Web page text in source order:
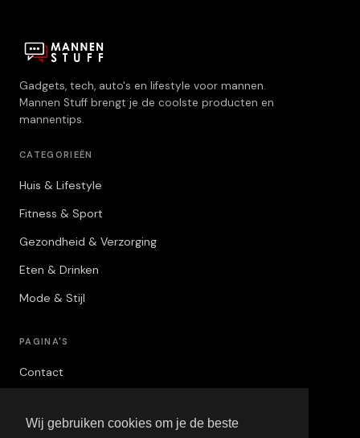
Wij gebruiken cookies om je de beste
Gadgets, tech, auto's en lifestyle voor mannen.
Mannen Stuff brengt je de coolste producten en
mannentips.
CATEGORIEËN
Huis & Lifestyle
Fitness & Sport
Gezondheid & Verzorging
Eten & Drinken
Mode & Stijl
PAGINA'S
Contact
Algemene Voorwaarden